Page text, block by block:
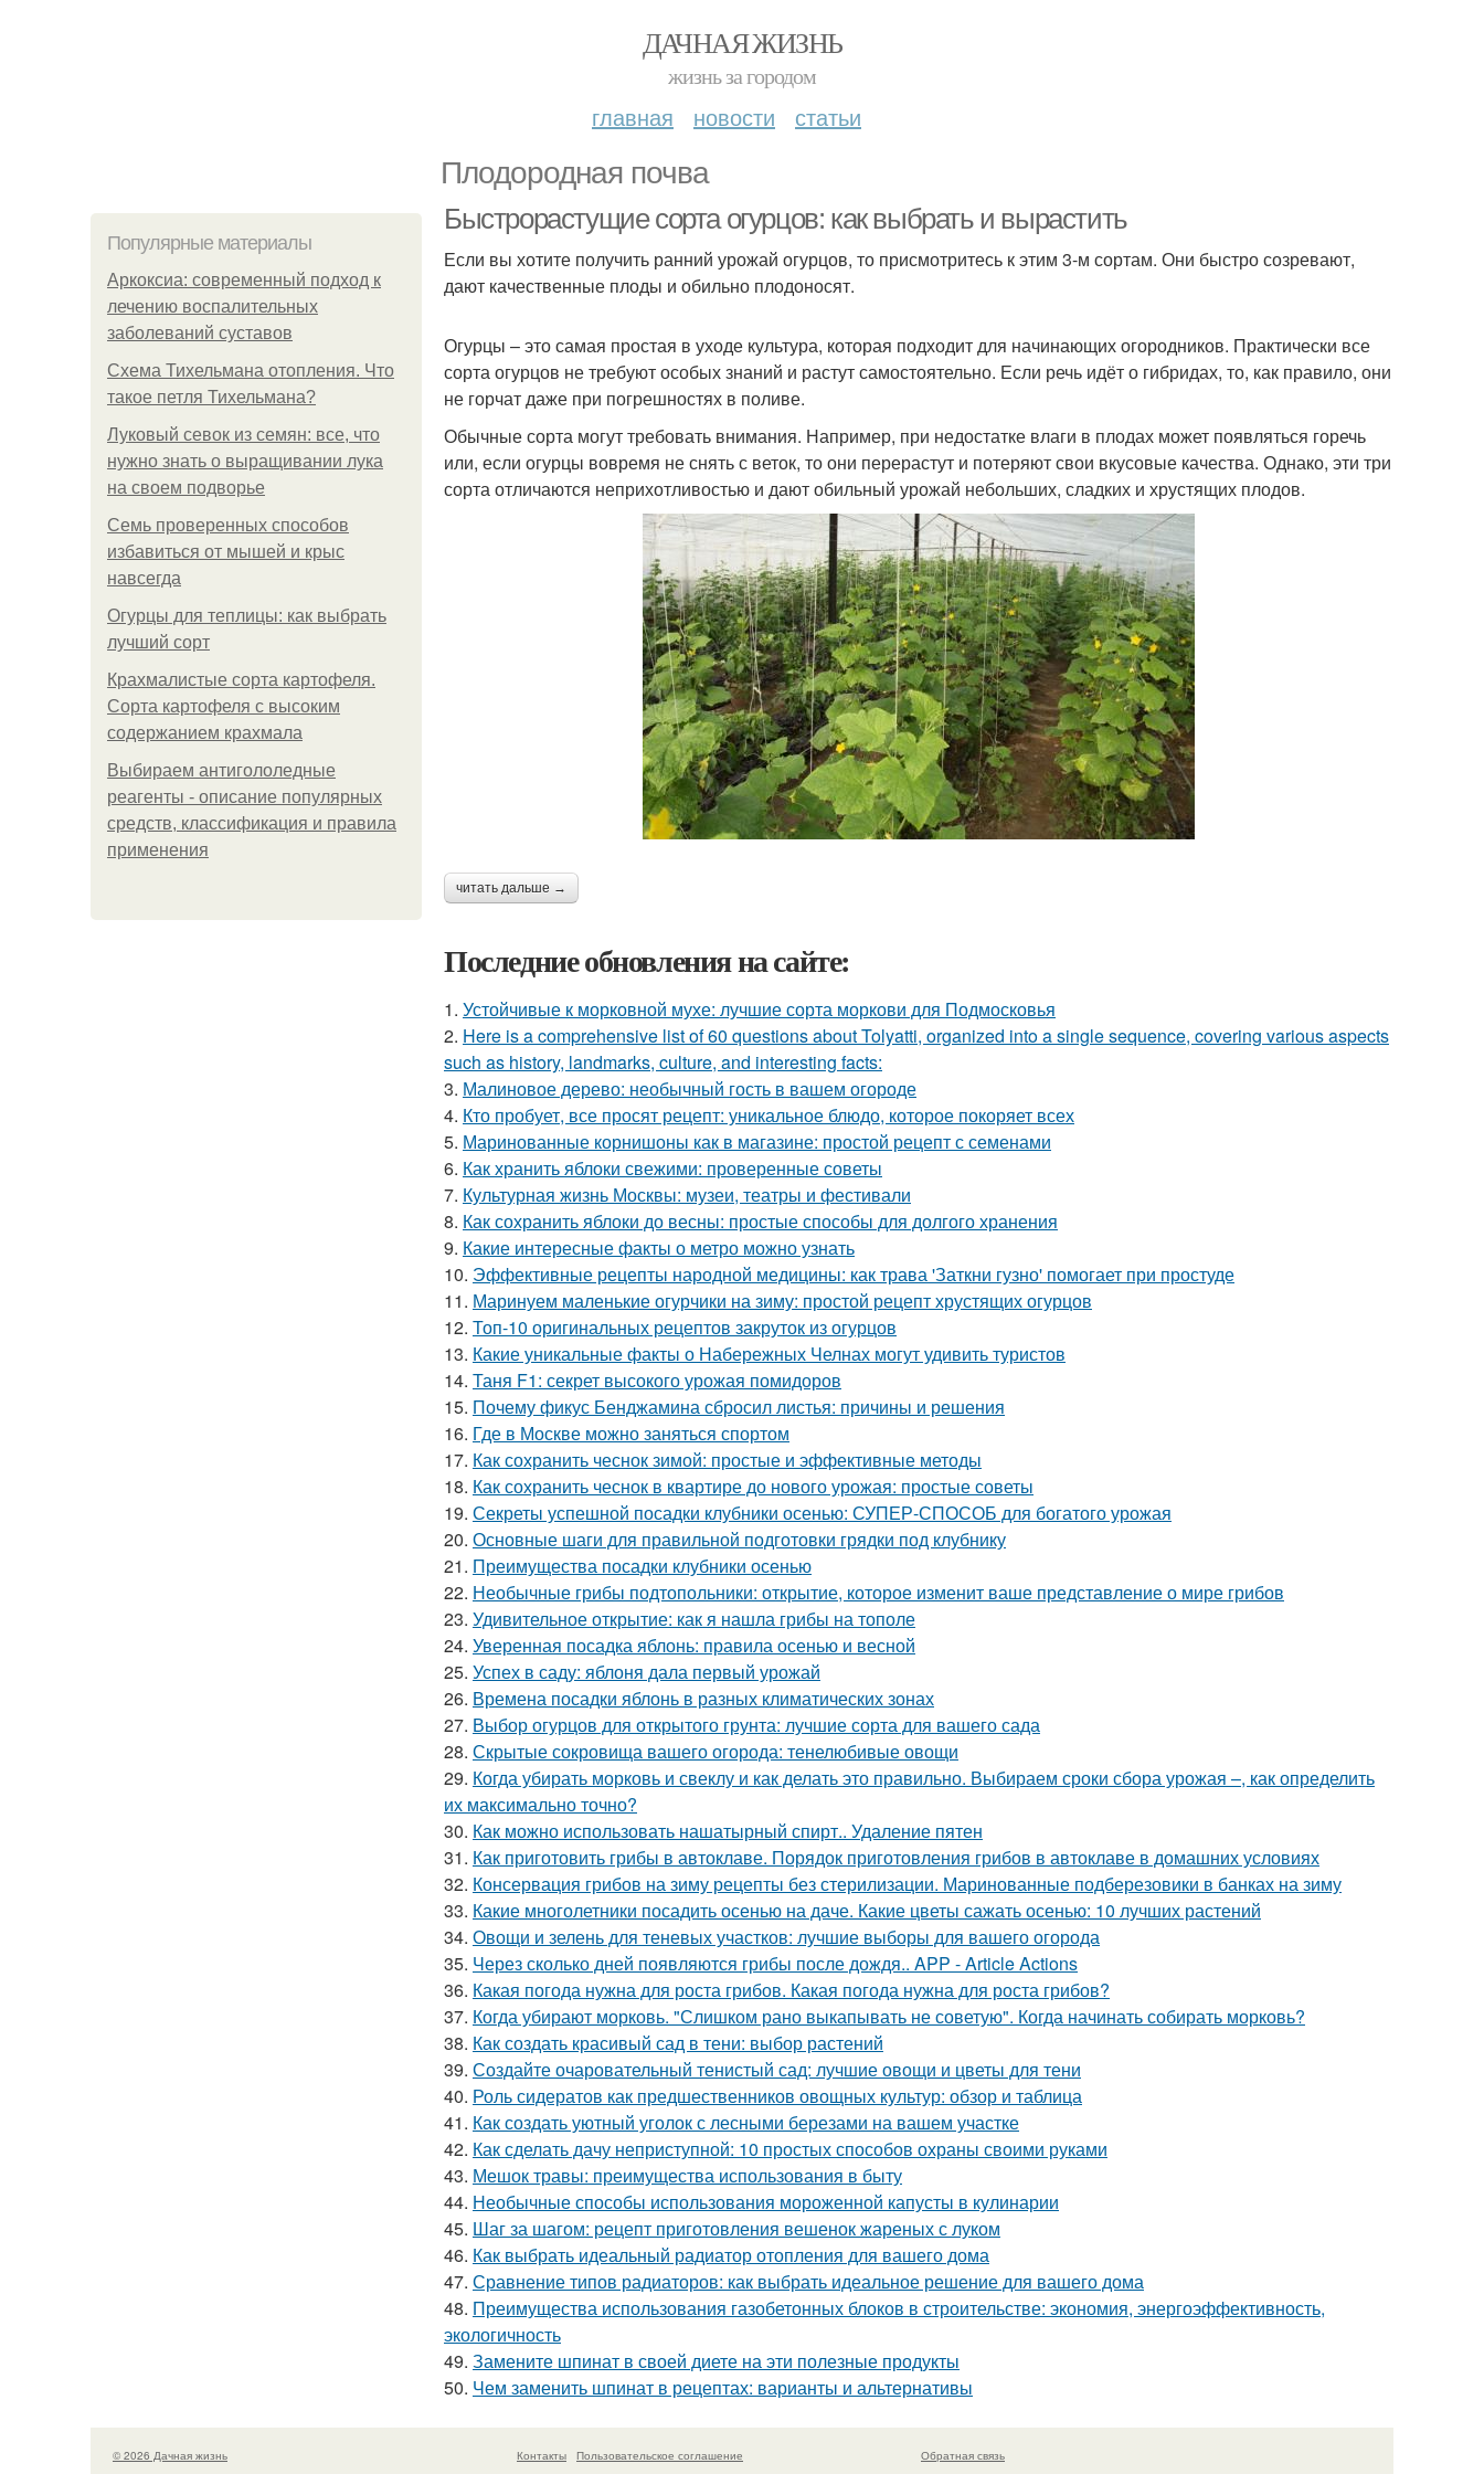
ДАЧНАЯ ЖИЗНЬ
жизнь за городом
главная новости статьи
Плодородная почва
Популярные материалы
Аркоксиа: современный подход к
лечению воспалительных
заболеваний суставов
Схема Тихельмана отопления. Что
такое петля Тихельмана?
Луковый севок из семян: все, что
нужно знать о выращивании лука
на своем подворье
Семь проверенных способов
избавиться от мышей и крыс
навсегда
Огурцы для теплицы: как выбрать
лучший сорт
Крахмалистые сорта картофеля.
Сорта картофеля с высоким
содержанием крахмала
Выбираем антигололедные
реагенты - описание популярных
средств, классификация и правила
применения
Быстрорастущие сорта огурцов: как выбрать и вырастить
Если вы хотите получить ранний урожай огурцов, то присмотритесь к этим 3-м сортам. Они быстро созревают,
дают качественные плоды и обильно плодоносят.
Огурцы – это самая простая в уходе культура, которая подходит для начинающих огородников. Практически все
сорта огурцов не требуют особых знаний и растут самостоятельно. Если речь идёт о гибридах, то, как правило, они
не горчат даже при погрешностях в поливе.
Обычные сорта могут требовать внимания. Например, при недостатке влаги в плодах может появляться горечь
или, если огурцы вовремя не снять с веток, то они перерастут и потеряют свои вкусовые качества. Однако, эти три
сорта отличаются неприхотливостью и дают обильный урожай небольших, сладких и хрустящих плодов.
читать дальше →
Последние обновления на сайте:
1. Устойчивые к морковной мухе: лучшие сорта моркови для Подмосковья
2. Here is a comprehensive list of 60 questions about Tolyatti, organized into a single sequence, covering various aspects
such as history, landmarks, culture, and interesting facts:
3. Малиновое дерево: необычный гость в вашем огороде
4. Кто пробует, все просят рецепт: уникальное блюдо, которое покоряет всех
5. Маринованные корнишоны как в магазине: простой рецепт с семенами
6. Как хранить яблоки свежими: проверенные советы
7. Культурная жизнь Москвы: музеи, театры и фестивали
8. Как сохранить яблоки до весны: простые способы для долгого хранения
9. Какие интересные факты о метро можно узнать
10. Эффективные рецепты народной медицины: как трава 'Заткни гузно' помогает при простуде
11. Маринуем маленькие огурчики на зиму: простой рецепт хрустящих огурцов
12. Топ-10 оригинальных рецептов закруток из огурцов
13. Какие уникальные факты о Набережных Челнах могут удивить туристов
14. Таня F1: секрет высокого урожая помидоров
15. Почему фикус Бенджамина сбросил листья: причины и решения
16. Где в Москве можно заняться спортом
17. Как сохранить чеснок зимой: простые и эффективные методы
18. Как сохранить чеснок в квартире до нового урожая: простые советы
19. Секреты успешной посадки клубники осенью: СУПЕР-СПОСОБ для богатого урожая
20. Основные шаги для правильной подготовки грядки под клубнику
21. Преимущества посадки клубники осенью
22. Необычные грибы подтопольники: открытие, которое изменит ваше представление о мире грибов
23. Удивительное открытие: как я нашла грибы на тополе
24. Уверенная посадка яблонь: правила осенью и весной
25. Успех в саду: яблоня дала первый урожай
26. Времена посадки яблонь в разных климатических зонах
27. Выбор огурцов для открытого грунта: лучшие сорта для вашего сада
28. Скрытые сокровища вашего огорода: тенелюбивые овощи
29. Когда убирать морковь и свеклу и как делать это правильно. Выбираем сроки сбора урожая –, как определить
их максимально точно?
30. Как можно использовать нашатырный спирт.. Удаление пятен
31. Как приготовить грибы в автоклаве. Порядок приготовления грибов в автоклаве в домашних условиях
32. Консервация грибов на зиму рецепты без стерилизации. Маринованные подберезовики в банках на зиму
33. Какие многолетники посадить осенью на даче. Какие цветы сажать осенью: 10 лучших растений
34. Овощи и зелень для теневых участков: лучшие выборы для вашего огорода
35. Через сколько дней появляются грибы после дождя.. APP - Article Actions
36. Какая погода нужна для роста грибов. Какая погода нужна для роста грибов?
37. Когда убирают морковь. "Слишком рано выкапывать не советую". Когда начинать собирать морковь?
38. Как создать красивый сад в тени: выбор растений
39. Создайте очаровательный тенистый сад: лучшие овощи и цветы для тени
40. Роль сидератов как предшественников овощных культур: обзор и таблица
41. Как создать уютный уголок с лесными березами на вашем участке
42. Как сделать дачу неприступной: 10 простых способов охраны своими руками
43. Мешок травы: преимущества использования в быту
44. Необычные способы использования мороженной капусты в кулинарии
45. Шаг за шагом: рецепт приготовления вешенок жареных с луком
46. Как выбрать идеальный радиатор отопления для вашего дома
47. Сравнение типов радиаторов: как выбрать идеальное решение для вашего дома
48. Преимущества использования газобетонных блоков в строительстве: экономия, энергоэффективность,
экологичность
49. Замените шпинат в своей диете на эти полезные продукты
50. Чем заменить шпинат в рецептах: варианты и альтернативы
© 2026 Дачная жизнь Контакты
Пользовательское соглашение
Обратная связь